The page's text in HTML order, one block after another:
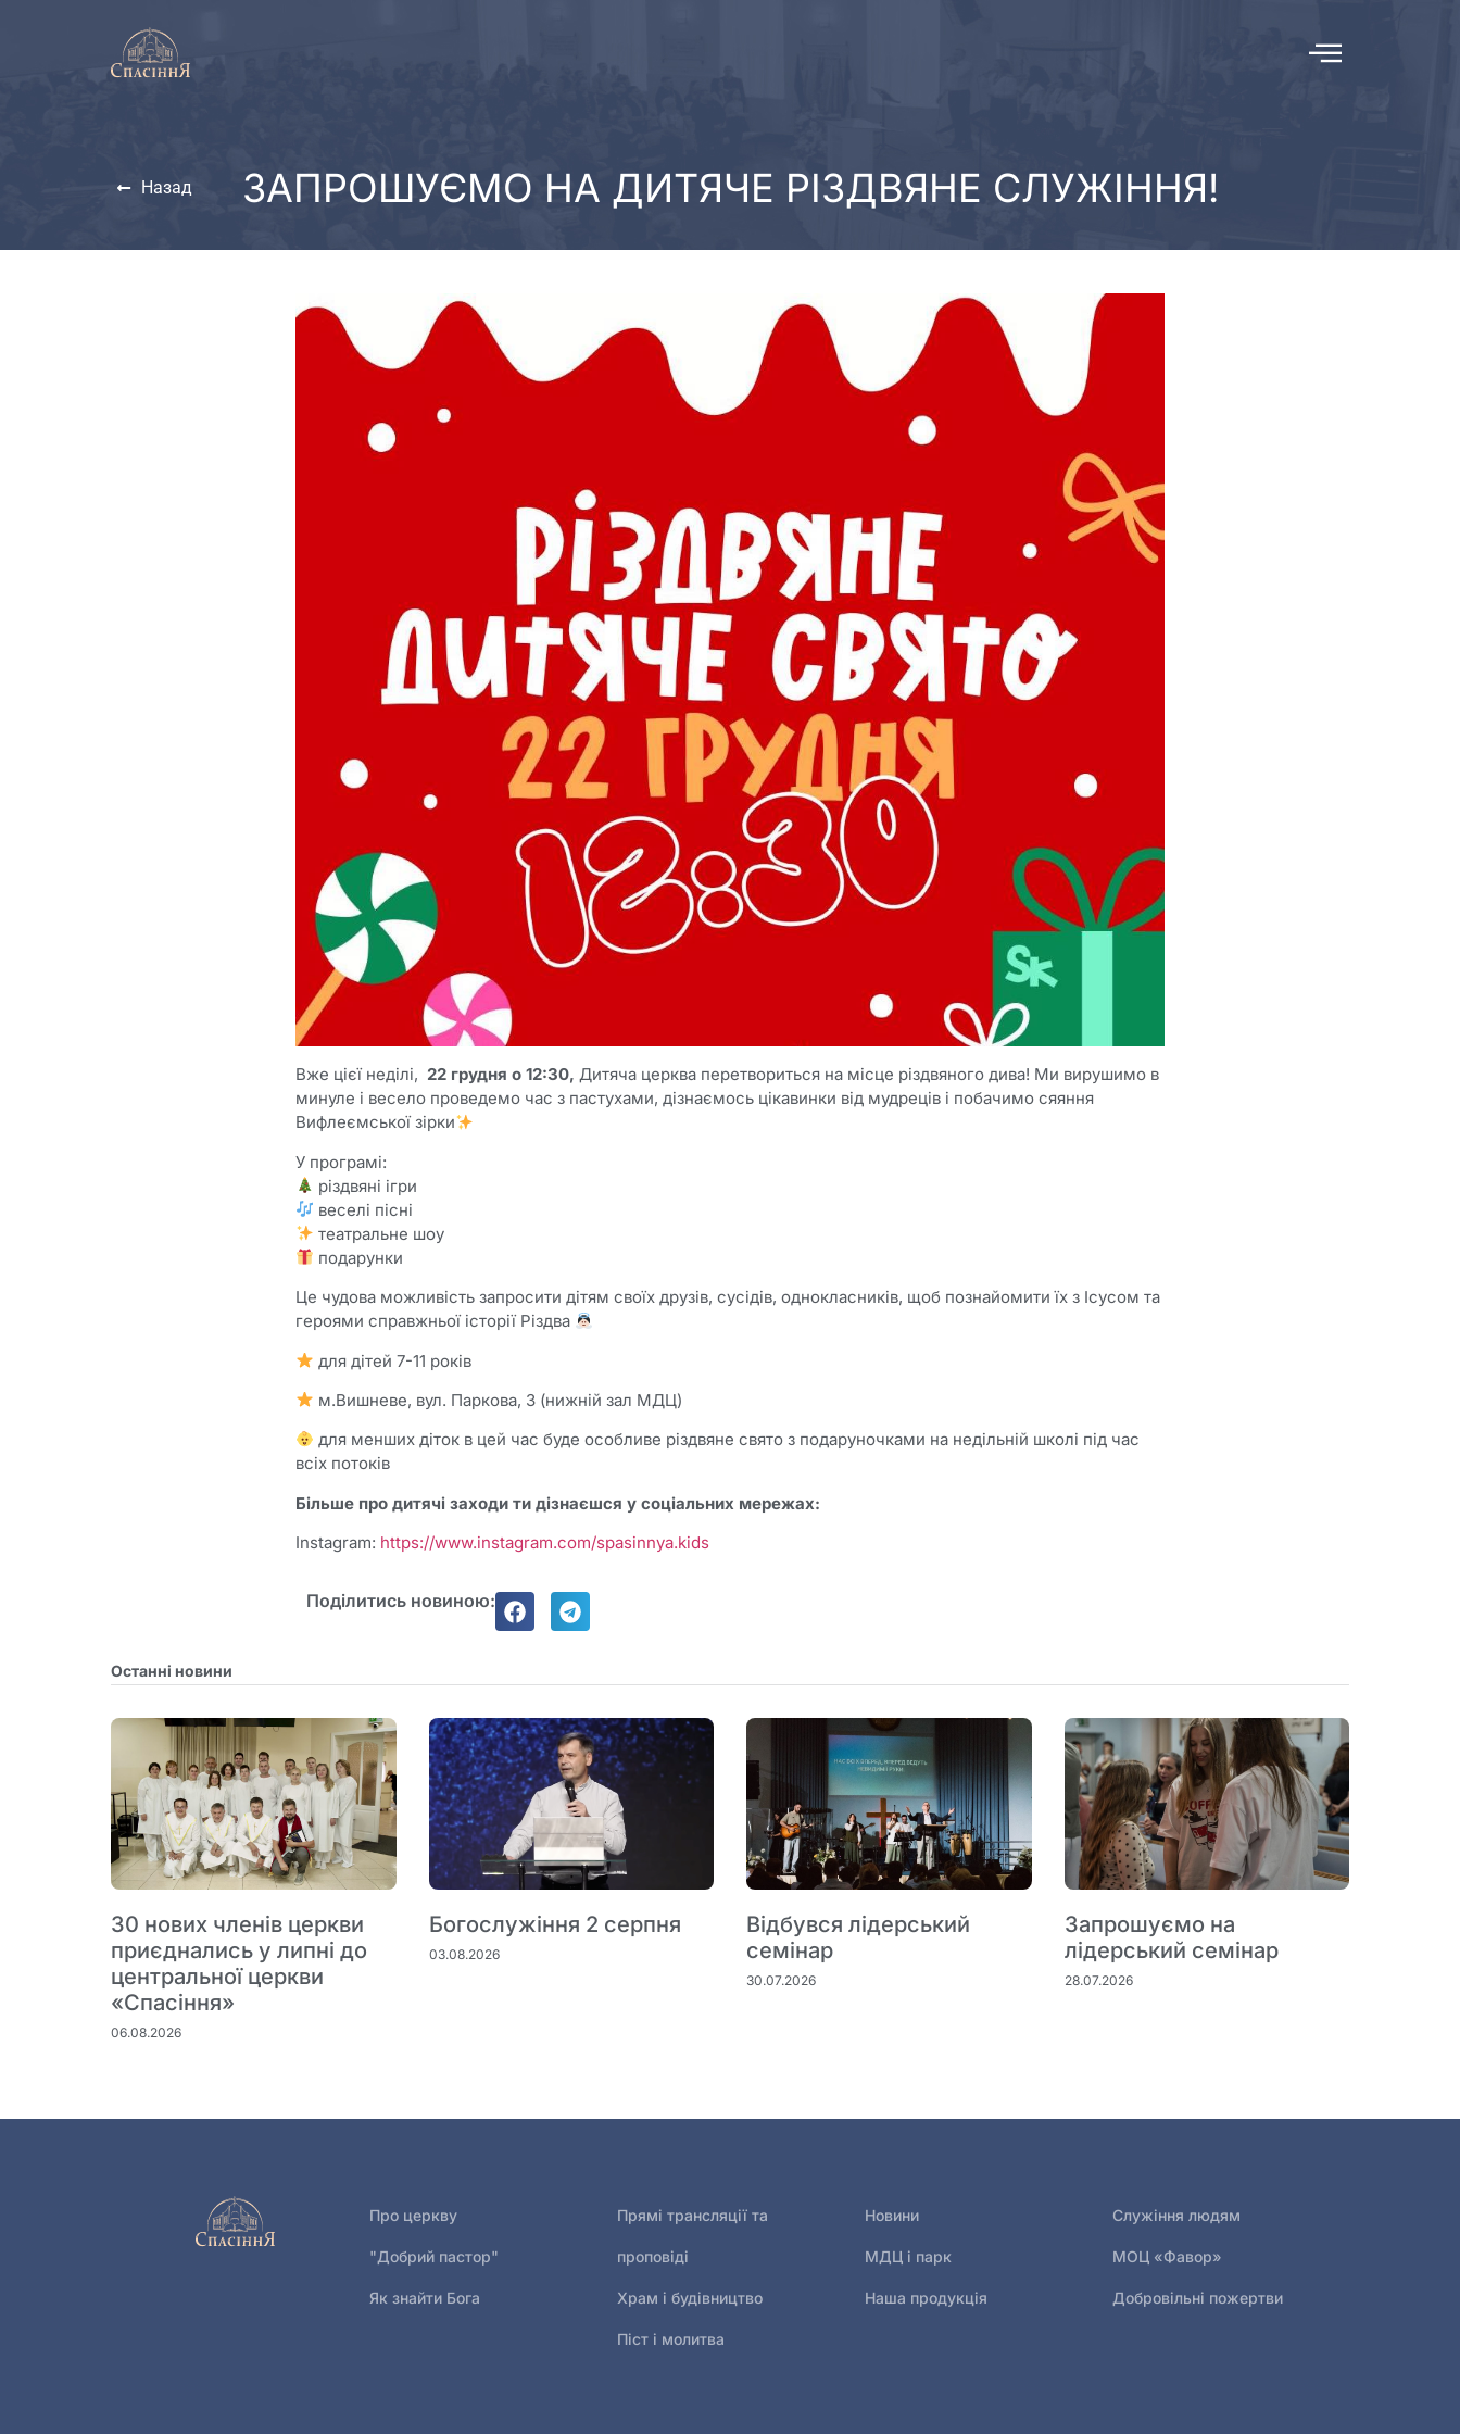
ЗАПРОШУЄМО НА ДИТЯЧЕ РІЗДВЯНЕ СЛУЖІННЯ!
Назад
Вже цієї неділі, 22 грудня о 12:30, Дитяча церква перетвориться на місце різдвяного дива! Ми вирушимо в
минуле і весело проведемо час з пастухами, дізнаємось цікавинки від мудреців і побачимо сяяння
Вифлеємської зірки
У програмі:
різдвяні ігри
веселі пісні
театральне шоу
подарунки
Це чудова можливість запросити дітям своїх друзів, сусідів, однокласників, щоб познайомити їх з Ісусом та
героями справжньої історії Різдва
для дітей 7-11 років
м.Вишневе, вул. Паркова, 3 (нижній зал МДЦ)
для менших діток в цей час буде особливе різдвяне свято з подаруночками на недільній школі під час
всіх потоків
Більше про дитячі заходи ти дізнаєшся у соціальних мережах:
Instagram: https://www.instagram.com/spasinnya.kids
Поділитись новиною:
Останні новини
30 нових членів церкви
приєднались у липні до
центральної церкви
«Спасіння»
06.08.2026
Богослужіння 2 серпня
03.08.2026
Відбувся лідерський
семінар
30.07.2026
Запрошуємо на
лідерський семінар
28.07.2026
Про церкву
"Добрий пастор"
Як знайти Бога
Прямі трансляції та
проповіді
Храм і будівництво
Піст і молитва
Новини
МДЦ і парк
Наша продукція
Служіння людям
МОЦ «Фавор»
Добровільні пожертви